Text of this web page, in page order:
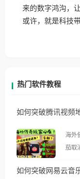
来的数字鸿沟，
或许，就是科技
热门软件教程
如何突破腾讯视频
海外
茄取消海外
示语。 海外用户如香港、澳门、台
如何突破网易云音